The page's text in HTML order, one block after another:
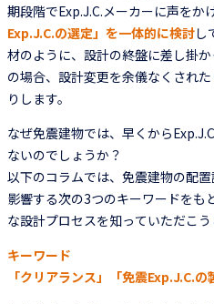
期段階でExp.J.C.メーカーに声をかけ
Exp.J.C.の選定」を一体的に検討し
材のように、設計の終盤に差し掛
の場合、設計変更を余儀なくされ
りします。
なぜ免震建物では、早くから
ないのでしょうか？
以下のコラムでは、免震建物の配
影響する次の3つのキーワードをも
な設計プロセスを知っていただこう
キーワード
「クリアランス」「免震Exp.J.C.の